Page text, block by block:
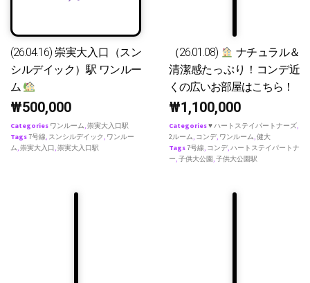
(26.04.16) 崇実大入口（スン
シルデイック）駅 ワンルー
ム
₩500,000
Categories ワンルーム,崇実大入口駅
Tags7号線, スンシルデイック , ワンルー
ム,崇実大入口,崇実大入口駅
（26.01.08)
ナチュラル＆
清潔感たっぷり！コンデ近
くの広いお部屋はこちら！
₩1,100,000
Categories♥ ハートステイパートナーズ,
2ルーム, コンデ, ワンルーム,健大
Tags7号線, コンデ,ハートステイパートナ
ー,子供大公園,子供大公園駅